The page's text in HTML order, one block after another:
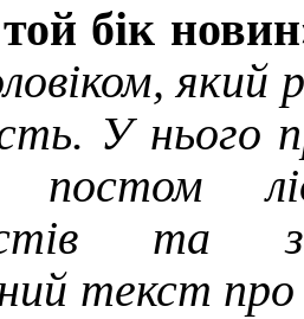
бік
У нього
та
текст